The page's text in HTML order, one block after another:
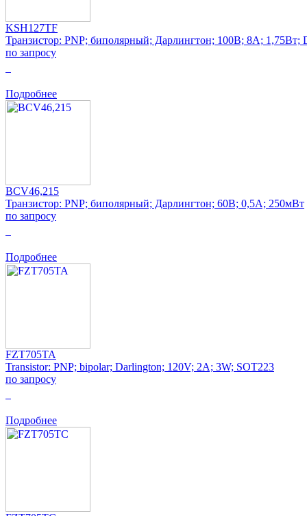
KSH127TF
Транзистор: PNP; биполярный; Дарлингтон; 100В; 8А; 1,75Вт;
по запросу
Подробнее
BCV46,215
Транзистор: PNP; биполярный; Дарлингтон; 60В; 0,5А; 250мВт
по запросу
Подробнее
FZT705TA
Transistor: PNP; bipolar; Darlington; 120V; 2A; 3W; SOT223
по запросу
Подробнее